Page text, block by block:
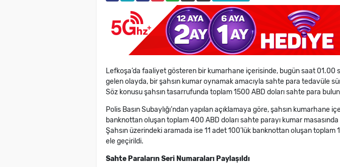
Lefkoşa’da faaliyet gösteren bir kumarhane içerisinde, bugün saat 01.00
gelen olayda, bir şahsın kumar oynamak amacıyla sahte para tedavüle
Söz konusu şahsın tasarrufunda toplam 1500 ABD doları sahte para
Polis Basın Subaylığı’ndan yapılan açıklamaya göre, şahsın kumarhane
banknottan oluşan toplam 400 ABD doları sahte parayı kumar masasında
Şahsın üzerindeki aramada ise 11 adet 100’lük banknottan oluşan toplam
ele geçirildi.
Sahte Paraların Seri Numaraları Paylaşıldı